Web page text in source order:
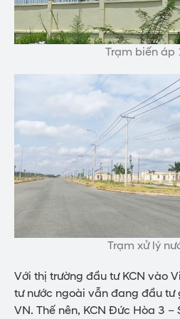
Trạm biến áp
Trạm xử lý
Với thị trường đầu tư KCN vào
tư nước ngoài vẫn đang đầu
VN. Thế nên, KCN Đức Hòa 3